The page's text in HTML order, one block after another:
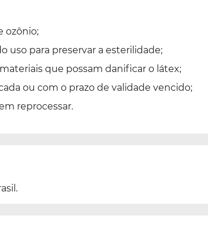
ozônio;
uso para preservar a esterilidade;
que possam danificar o látex;
ou com o prazo de validade vencido;
reprocessar.